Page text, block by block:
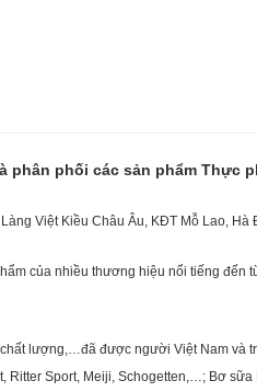
phân phối các sản phẩm Thực
Việt Kiều Châu Âu, KĐT Mỗ Lao, Hà
của nhiều thương hiệu nổi tiếng đến
lượng,…đã được người Việt Nam và
Ritter Sport, Meiji, Schogetten,…; Bơ